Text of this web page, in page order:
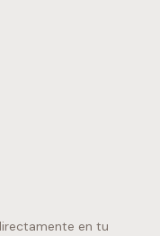
en tu